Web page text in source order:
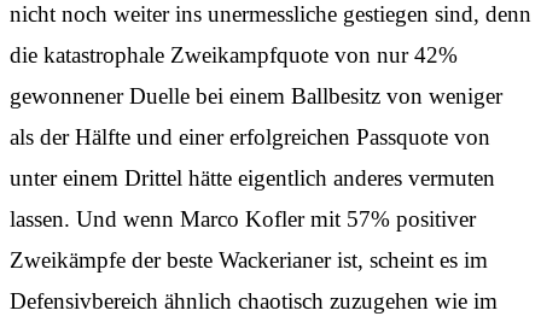
nicht noch weiter ins unermessliche gestiegen sind, denn
die katastrophale Zweikampfquote von nur 42%
gewonnener Duelle bei einem Ballbesitz von weniger
als der Hälfte und einer erfolgreichen Passquote von
unter einem Drittel hätte eigentlich anderes vermuten
lassen. Und wenn Marco Kofler mit 57% positiver
Zweikämpfe der beste Wackerianer ist, scheint es im
Defensivbereich ähnlich chaotisch zuzugehen wie im